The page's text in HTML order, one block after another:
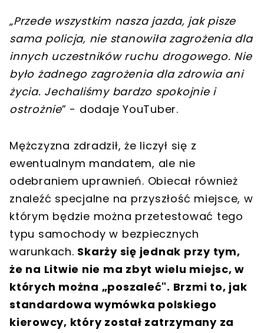
„Przede wszystkim nasza jazda, jak pisze
sama policja, nie stanowiła zagrożenia dla
innych uczestników ruchu drogowego. Nie
było żadnego zagrożenia dla zdrowia ani
życia. Jechaliśmy bardzo spokojnie i
ostrożnie” - dodaje YouTuber.
Mężczyzna zdradził, że liczył się z
ewentualnym mandatem, ale nie
odebraniem uprawnień. Obiecał również
znaleźć specjalne na przyszłość miejsce, w
którym będzie można przetestować tego
typu samochody w bezpiecznych
warunkach. Skarży się jednak przy tym,
że na Litwie nie ma zbyt wielu miejsc, w
których można „poszaleć". Brzmi to, jak
standardowa wymówka polskiego
kierowcy, który został zatrzymany za